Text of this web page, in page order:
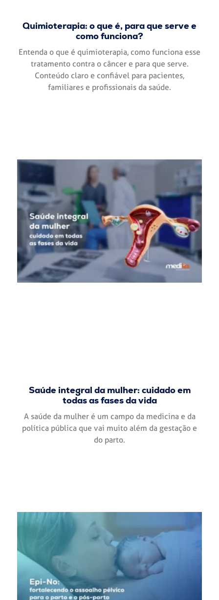
Quimioterapia: o que é, para que serve e
como funciona?
Entenda o que é quimioterapia, como funciona esse
tratamento contra o câncer e para que serve.
Conteúdo claro e confiável para pacientes,
familiares e profissionais da saúde.
Saúde integral da mulher: cuidado em
todas as fases da vida
A saúde da mulher é um campo da medicina e da
política pública que vai muito além da gestação e
do parto.